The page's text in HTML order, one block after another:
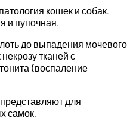
кошек и собак.
и пупочная.
до выпадения мочевого
тканей с
(воспаление
для
самок.